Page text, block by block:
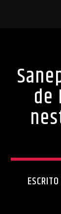
de